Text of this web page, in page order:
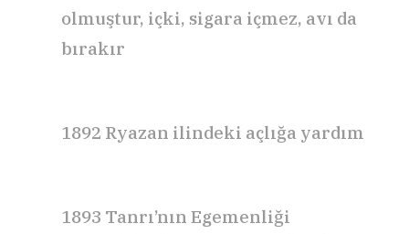
olmuştur, içki, sigara içmez, avı da
bırakır
1892 Ryazan ilindeki açlığa yardım
1893 Tanrı’nın Egemenliği